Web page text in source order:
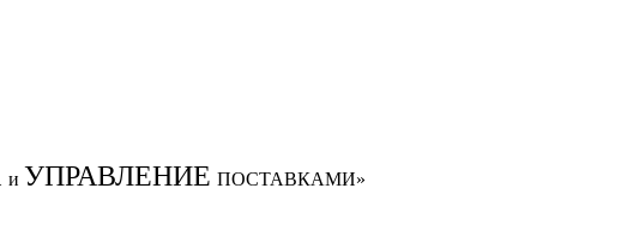
и УПРАВЛЕНИЕ ПОСТАВКАМИ»